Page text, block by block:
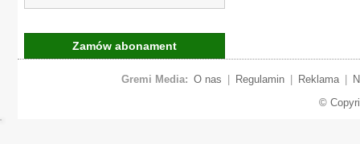
Zamów abonament
Gremi Media: O nas Regulamin Reklama
©